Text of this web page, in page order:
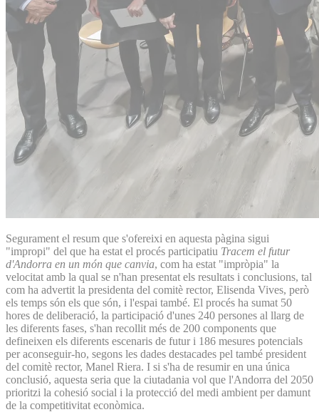
Segurament el resum que s'ofereixi en aquesta pàgina sigui
"impropi" del que ha estat el procés participatiu Tracem el futur
d'Andorra en un món que canvia, com ha estat "impròpia" la
velocitat amb la qual se n'han presentat els resultats i conclusions, tal
com ha advertit la presidenta del comitè rector, Elisenda Vives, però
els temps són els que són, i l'espai també. El procés ha sumat 50
hores de deliberació, la participació d'unes 240 persones al llarg de
les diferents fases, s'han recollit més de 200 components que
defineixen els diferents escenaris de futur i 186 mesures potencials
per aconseguir-ho, segons les dades destacades pel també president
del comitè rector, Manel Riera. I si s'ha de resumir en una única
conclusió, aquesta seria que la ciutadania vol que l'Andorra del 2050
prioritzi la cohesió social i la protecció del medi ambient per damunt
de la competitivitat econòmica.